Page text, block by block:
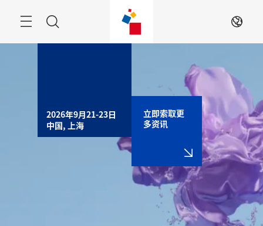
ZH
2026年9月21-23日
中国, 上海
立即索取更
多资讯